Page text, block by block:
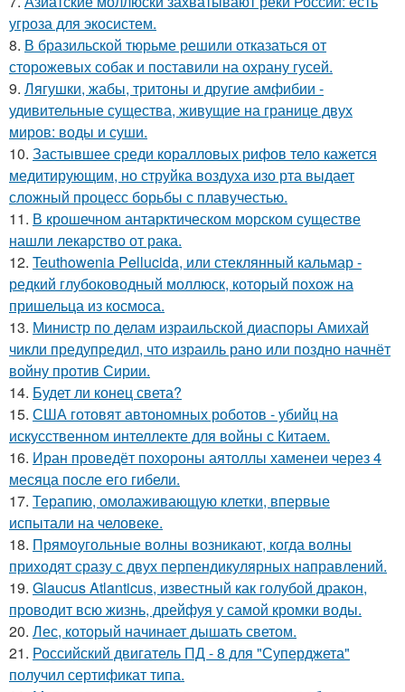
угроза для экосистем.
8. В бразильской тюрьме решили отказаться от
сторожевых собак и поставили на охрану гусей.
9. Лягушки, жабы, тритоны и другие амфибии -
удивительные существа, живущие на границе двух
миров: воды и суши.
10. Застывшее среди коралловых рифов тело кажется
медитирующим, но струйка воздуха изо рта выдает
сложный процесс борьбы с плавучестью.
11. В крошечном антарктическом морском существе
нашли лекарство от рака.
12. Teuthowenia Pellucida, или стеклянный кальмар -
редкий глубоководный моллюск, который похож на
пришельца из космоса.
13. Министр по делам израильской диаспоры Амихай
чикли предупредил, что израиль рано или поздно начнёт
войну против Сирии.
14. Будет ли конец света?
15. США готовят автономных роботов - убийц на
искусственном интеллекте для войны с Китаем.
16. Иран проведёт похороны аятоллы хаменеи через 4
месяца после его гибели.
17. Терапию, омолаживающую клетки, впервые
испытали на человеке.
18. Прямоугольные волны возникают, когда волны
приходят сразу с двух перпендикулярных направлений.
19. Glaucus Atlanticus, известный как голубой дракон,
проводит всю жизнь, дрейфуя у самой кромки воды.
20. Лес, который начинает дышать светом.
21. Российский двигатель ПД - 8 для "Суперджета"
получил сертификат типа.